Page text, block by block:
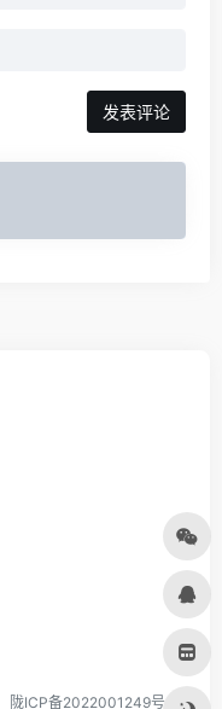
陇ICP备2022001249号